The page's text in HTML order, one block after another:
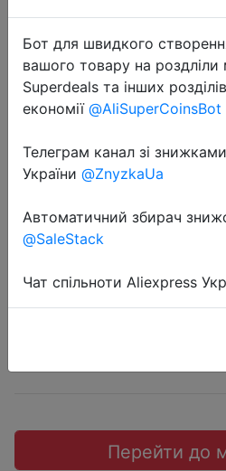
2018-06-08
стекло для Xiaomi
Перейти до
Бот для швидкого
вашого товару на роздліли
Superdeals та інших
економії @AliSuperCoinsBot
Телеграм канал зі
України @ZnyzkaUa
Автоматичний збирач
@SaleStack
Чат спільноти Aliexpress